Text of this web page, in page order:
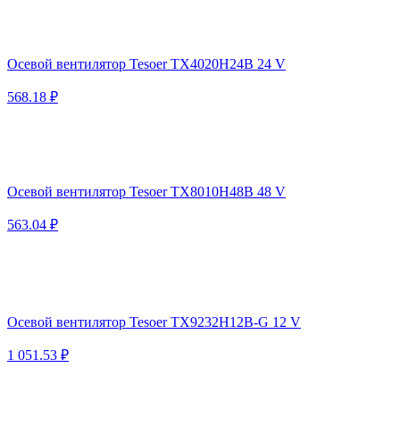
Осевой вентилятор Tesoer TX4020H24B 24 V
568.18 ₽
Осевой вентилятор Tesoer TX8010H48B 48 V
563.04 ₽
Осевой вентилятор Tesoer TX9232H12B-G 12 V
1 051.53 ₽